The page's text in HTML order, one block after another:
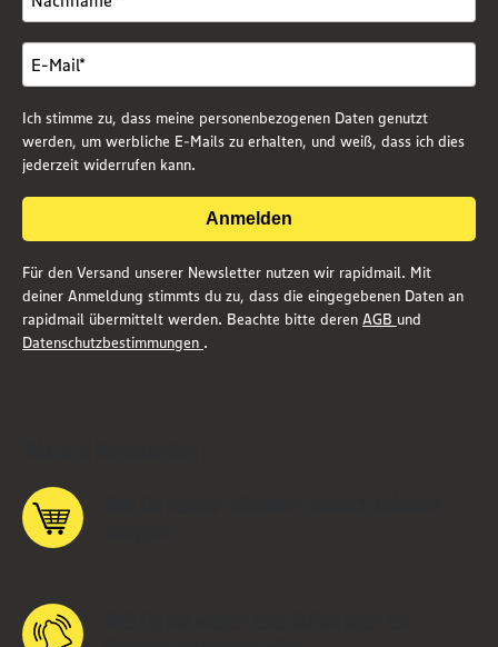
Ich stimme zu, dass meine personenbezogenen Daten genutzt
werden, um werbliche E-Mails zu erhalten, und weiß, dass ich dies
jederzeit widerrufen kann.
Anmelden
Für den Versand unserer Newsletter nutzen wir rapidmail. Mit
deiner Anmeldung stimmts du zu, dass die eingegebenen Daten an
rapidmail übermittelt werden. Beachte bitte deren AGB und
Datenschutzbestimmungen .